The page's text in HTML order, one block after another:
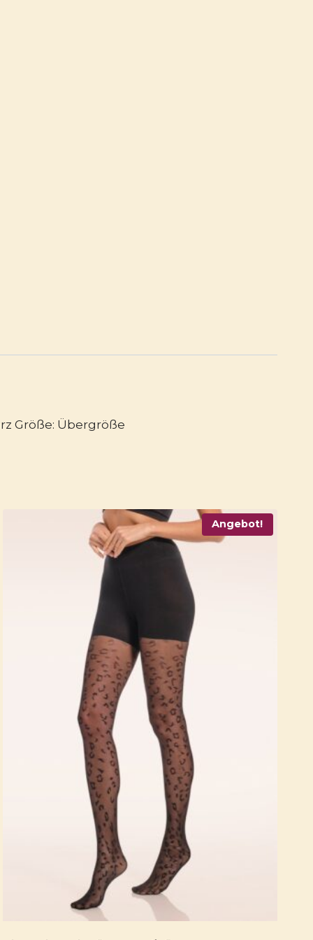
Größe: Übergröße
Angebot!